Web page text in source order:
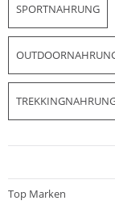
SPORTNAHRUNG
Top Marken